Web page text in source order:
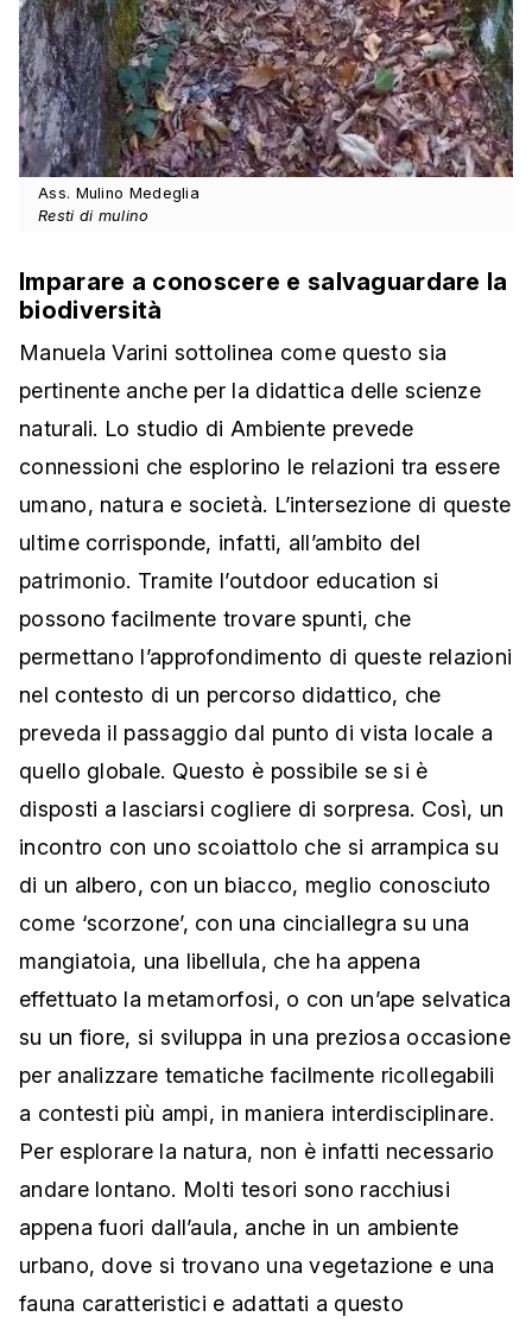
Ass. Mulino Medeglia
Resti di mulino
Imparare a conoscere e salvaguardare la
biodiversità
Manuela Varini sottolinea come questo sia
pertinente anche per la didattica delle scienze
naturali. Lo studio di Ambiente prevede
connessioni che esplorino le relazioni tra essere
umano, natura e società. L’intersezione di queste
ultime corrisponde, infatti, all’ambito del
patrimonio. Tramite l’outdoor education si
possono facilmente trovare spunti, che
permettano l’approfondimento di queste relazioni
nel contesto di un percorso didattico, che
preveda il passaggio dal punto di vista locale a
quello globale. Questo è possibile se si è
disposti a lasciarsi cogliere di sorpresa. Così, un
incontro con uno scoiattolo che si arrampica su
di un albero, con un biacco, meglio conosciuto
come ‘scorzone’, con una cinciallegra su una
mangiatoia, una libellula, che ha appena
effettuato la metamorfosi, o con un’ape selvatica
su un fiore, si sviluppa in una preziosa occasione
per analizzare tematiche facilmente ricollegabili
a contesti più ampi, in maniera interdisciplinare.
Per esplorare la natura, non è infatti necessario
andare lontano. Molti tesori sono racchiusi
appena fuori dall’aula, anche in un ambiente
urbano, dove si trovano una vegetazione e una
fauna caratteristici e adattati a questo